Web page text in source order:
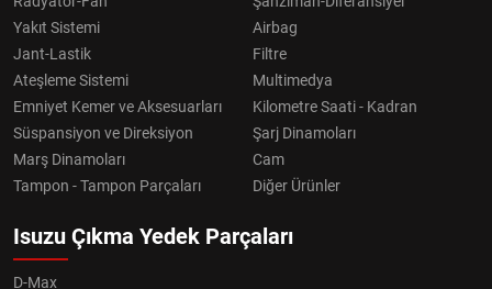
Yakıt Sistemi
Airbag
Jant-Lastik
Filtre
Ateşleme Sistemi
Multimedya
Emniyet Kemer ve Aksesuarları
Kilometre Saati - Kadran
Süspansiyon ve Direksiyon
Şarj Dinamoları
Marş Dinamoları
Cam
Tampon - Tampon Parçaları
Diğer Ürünler
Isuzu Çıkma Yedek Parçaları
D-Max